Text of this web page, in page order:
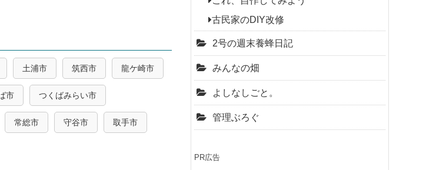
土浦市 筑西市 龍ケ崎市
市 つくばみらい市
常総市 守谷市 取手市
古民家のDIY改修
2号の週末養蜂日記
みんなの畑
よしなしごと。
管理ぶろぐ
PR広告